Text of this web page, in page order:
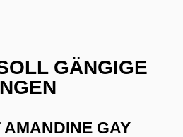
GÄNGIGE
AMANDINE GAY